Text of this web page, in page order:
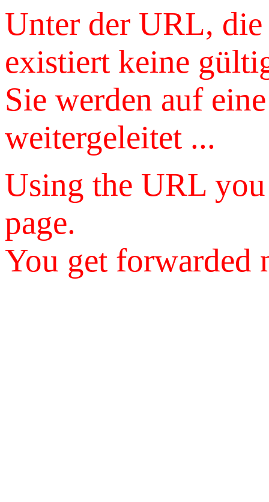
Unter der URL, die
existiert keine
Sie werden auf
weitergeleitet ...
Using the URL
page.
You get forwarded